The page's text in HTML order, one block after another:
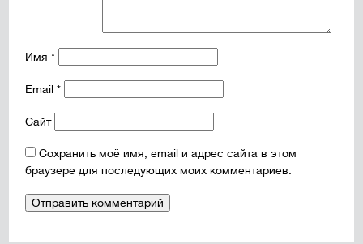
Имя*
Email*
Сайт
Сохранить моё имя, email и адрес сайта в этом
браузере для последующих моих комментариев.